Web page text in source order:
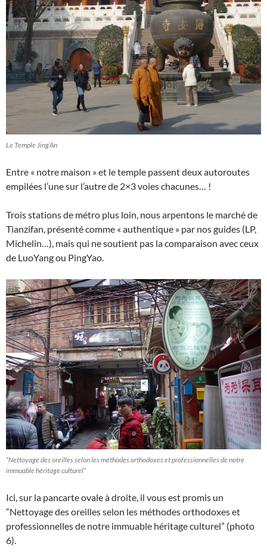
Le Temple Jing’An
Entre « notre maison » et le temple passent deux autoroutes
empilées l’une sur l’autre de 2×3 voies chacunes… !
Trois stations de métro plus loin, nous arpentons le marché de
Tianzifan, présenté comme « authentique » par nos guides (LP,
Michelin…), mais qui ne soutient pas la comparaison avec ceux
de LuoYang ou PingYao.
“Nettoyage des oreilles selon les méthodes orthodoxes et professionnelles de notre
immuable héritage culturel”
Ici, sur la pancarte ovale à droite, il vous est promis un
“Nettoyage des oreilles selon les méthodes orthodoxes et
professionnelles de notre immuable héritage culturel” (photo
6).